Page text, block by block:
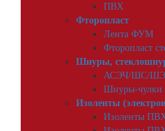
ПВХ
Фторопласт
Лента ФУМ
Фторопласт
Шнуры,
АСЭЧ/ШС/
Шнуры-чулки
Изоленты
Изоленты